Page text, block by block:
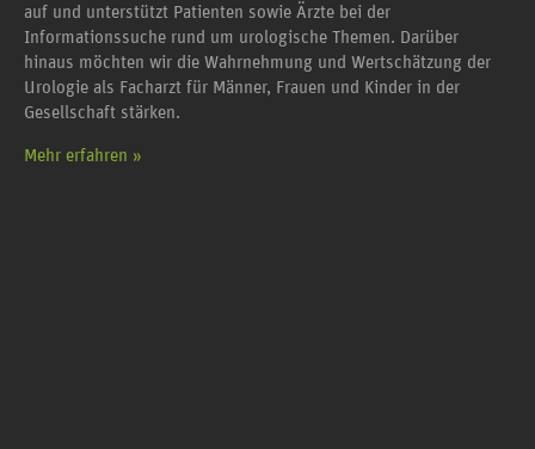
auf und unterstützt Patienten sowie Ärzte bei der
Informationssuche rund um urologische Themen. Darüber
hinaus möchten wir die Wahrnehmung und Wertschätzung der
Urologie als Facharzt für Männer, Frauen und Kinder in der
Gesellschaft stärken.
Mehr erfahren »